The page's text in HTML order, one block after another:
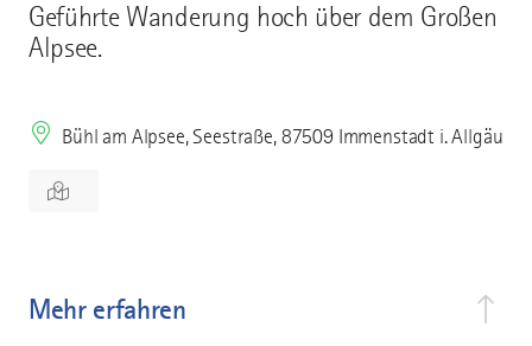
Geführte Wanderung hoch über dem Großen
Alpsee.
Bühl am Alpsee, Seestraße, 87509 Immenstadt i. Allgäu
Mehr erfahren